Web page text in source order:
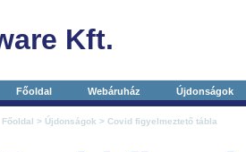
Kft.
Főoldal Webáruház Újdonságok
Főoldal > Újdonságok > Covid figyelmeztető tábla